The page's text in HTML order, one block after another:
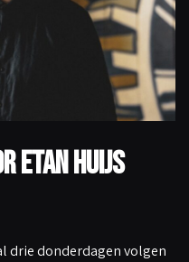
Etan Huijs
drie donderdagen volgen